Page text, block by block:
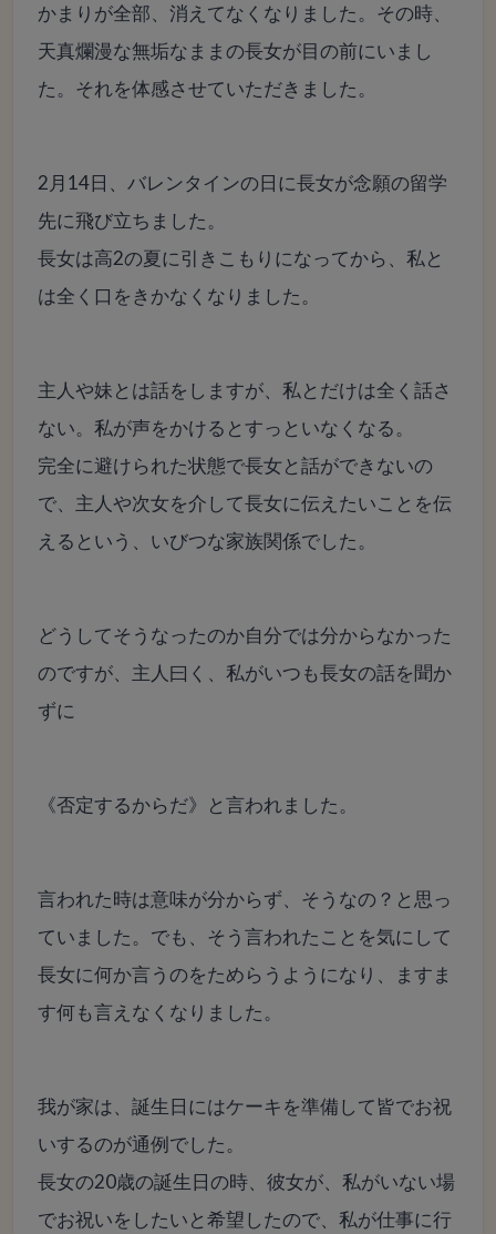
かまりが全部、消えてなくなりました。その時、
天真爛漫な無垢なままの長女が目の前にいまし
た。それを体感させていただきました。
2月14日、バレンタインの日に長女が念願の留学
先に飛び立ちました。
長女は高2の夏に引きこもりになってから、私と
は全く口をきかなくなりました。
主人や妹とは話をしますが、私とだけは全く話さ
ない。私が声をかけるとすっといなくなる。
完全に避けられた状態で長女と話ができないの
で、主人や次女を介して長女に伝えたいことを伝
えるという、いびつな家族関係でした。
どうしてそうなったのか自分では分からなかった
のですが、主人曰く、私がいつも長女の話を聞か
ずに
《否定するからだ》と言われました。
言われた時は意味が分からず、そうなの？と思っ
ていました。でも、そう言われたことを気にして
長女に何か言うのをためらうようになり、ますま
す何も言えなくなりました。
我が家は、誕生日にはケーキを準備して皆でお祝
いするのが通例でした。
長女の20歳の誕生日の時、彼女が、私がいない場
でお祝いをしたいと希望したので、私が仕事に行